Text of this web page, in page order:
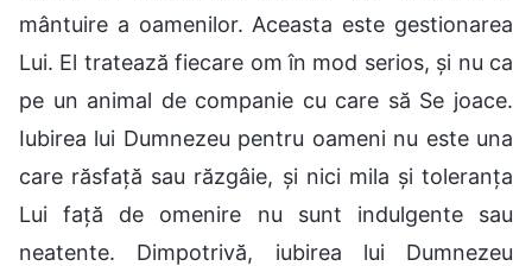
mântuire a oamenilor. Aceasta este gestionarea
Lui. El tratează fiecare om în mod serios, și nu ca
pe un animal de companie cu care să Se joace.
Iubirea lui Dumnezeu pentru oameni nu este una
care răsfață sau răzgâie, și nici mila și toleranța
Lui față de omenire nu sunt indulgente sau
neatente. Dimpotrivă, iubirea lui Dumnezeu